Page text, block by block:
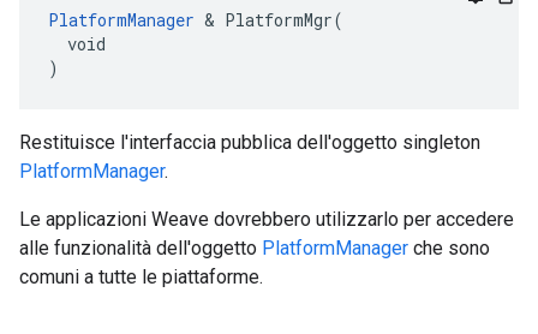
PlatformManager & PlatformMgr(
  void
)
Restituisce l'interfaccia pubblica dell'oggetto singleton
PlatformManager.
Le applicazioni Weave dovrebbero utilizzarlo per accedere
alle funzionalità dell'oggetto PlatformManager che sono
comuni a tutte le piattaforme.